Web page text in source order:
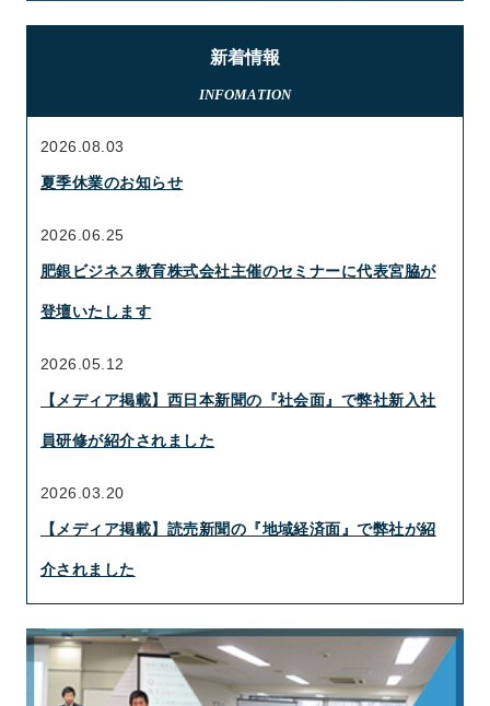
新着情報
INFOMATION
夏季休業のお知らせ
2026.08.03
肥銀ビジネス教育株式会社主催のセミナーに代表宮脇が
登壇いたします
2026.06.25
【メディア掲載】西日本新聞の『社会面』で弊社新入社
員研修が紹介されました
2026.05.12
【メディア掲載】読売新聞の『地域経済面』で弊社が紹
介されました
2026.03.20